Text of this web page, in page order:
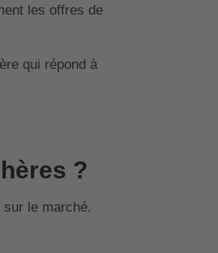
les offres de
qui répond à
?
le marché.